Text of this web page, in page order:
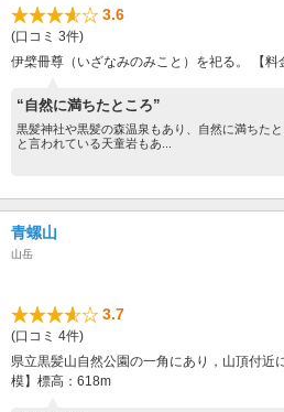
3.6
(口コミ 3件)
伊檗冊尊（いざなみのみこと）を祀る。 【料
“自然に満ちたところ”
黒髪神社や黒髪の森温泉もあり、自然に満ちた
と言われている天童岩もあ...
青螺山
山岳
3.7
(口コミ 4件)
県立黒髪山自然公園の一角にあり，山頂付近
模】標高：618m